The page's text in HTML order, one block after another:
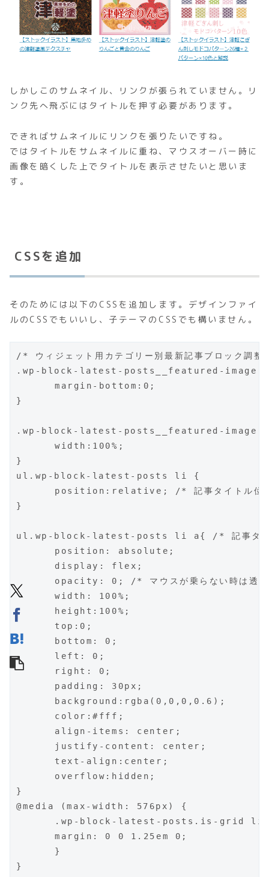
しかし このサムネイル、リンクが張られていません 。リ
ンク先へ飛ぶにはタイトルを押す必要があります。
できればサムネイルにリンクを張りたい ですね。
ではタイトルをサムネイルに重ね、マウスオーバー時に
画像を暗くした上でタイトルを表示させたいと思いま
す。
CSSを追加
そのためには以下のCSSを追加します。デザインファイ
ルのCSSでもいいし、子テーマのCSSでも構いません。
/* ウィジェット用カテゴリー別最新記事ブロック調
.wp-block-latest-posts__featured-
}
.wp-block-latest-posts__featured-image
ul.wp-block-latest-posts li
{
}
ul.wp-block-latest-posts li a{ /* 記事タイト
	width: 100%;
	height:100%;
	bottom: 0;
	left: 0;
	right: 0;
}
@media (max-width: 576px) {
}